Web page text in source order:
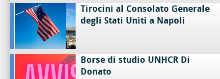
Tirocini al Consolato Generale
degli Stati Uniti a Napoli
Borse di studio UNHCR Di
Donato